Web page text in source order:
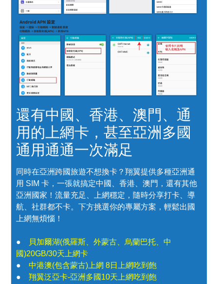
還有中國、香港、澳門、通
用的上網卡，甚至亞洲多國
通用通通一次滿足
同時在亞洲跨國旅遊不想換卡？翔翼提供多種亞洲通
用 SIM 卡，一張就搞定中國、香港、澳門，還有其他
亞洲國家！流量充足、上網穩定，隨時分享打卡、導
航、社群都不卡。下方挑選你的專屬方案，輕鬆出國
上網無煩惱！
●
貝加爾湖(俄羅斯、外蒙古、烏蘭巴托、中
國)20GB/30天上網卡
●中港澳(包含蒙古)上網 8日上網吃到飽
●翔翼泛亞卡-亞洲多國10天上網吃到飽